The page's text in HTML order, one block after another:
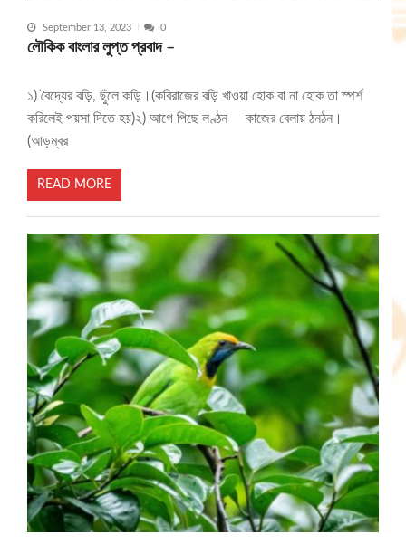
September 13, 2023 0
লৌকিক বাংলার লুপ্ত প্রবাদ –
১) বৈদ্যের বড়ি, ছুঁলে কড়ি।(কবিরাজের বড়ি খাওয়া হোক বা না হোক তা স্পর্শ
করিলেই পয়সা দিতে হয়)২) আগে পিছে লণ্ঠন কাজের বেলায় ঠনঠন।
(আড়ম্বর
READ MORE